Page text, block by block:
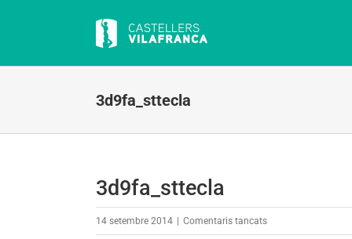
3d9fa_sttecla
3d9fa_sttecla
14 setembre 2014 Comentaris tancatsa